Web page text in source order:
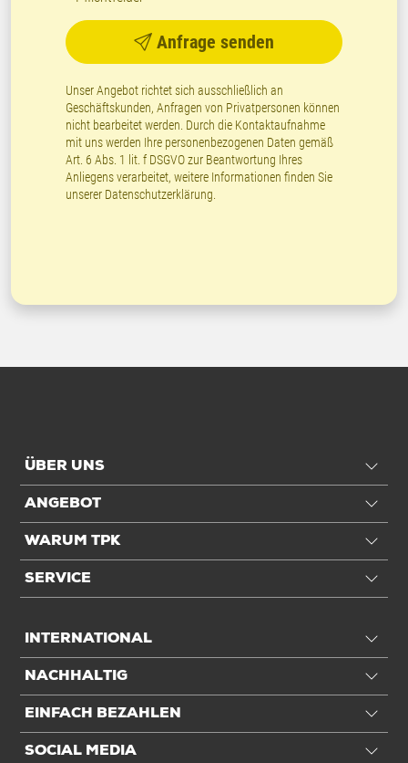
Anfrage senden
Unser Angebot richtet sich ausschließlich an
Geschäftskunden, Anfragen von Privatpersonen können
nicht bearbeitet werden. Durch die Kontaktaufnahme
mit uns werden Ihre personenbezogenen Daten gemäß
Art. 6 Abs. 1 lit. f DSGVO zur Beantwortung Ihres
Anliegens verarbeitet, weitere Informationen finden Sie
unserer Datenschutzerklärung
ÜBER UNS
ANGEBOT
WARUM TPK
SERVICE
INTERNATIONAL
NACHHALTIG
EINFACH BEZAHLEN
SOCIAL MEDIA